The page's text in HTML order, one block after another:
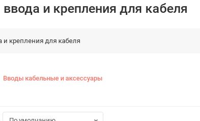
и крепления для кабеля
и крепления для кабеля
Вводы кабельные и аксессуары